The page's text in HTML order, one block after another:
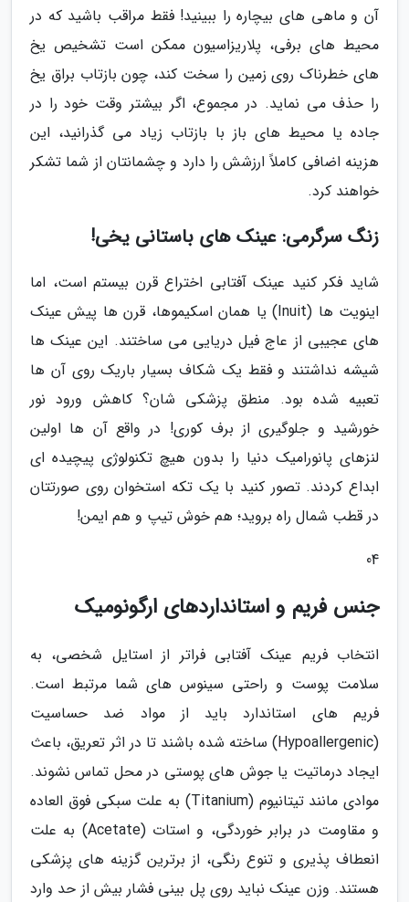
آن و ماهی های بیچاره را ببینید! فقط مراقب باشید که در
محیط های برفی، پلاریزاسیون ممکن است تشخیص یخ
های خطرناک روی زمین را سخت کند، چون بازتاب براق یخ
را حذف می نماید. در مجموع، اگر بیشتر وقت خود را در
جاده یا محیط های باز با بازتاب زیاد می گذرانید، این
هزینه اضافی کاملاً ارزشش را دارد و چشمانتان از شما تشکر
خواهند کرد.
زنگ سرگرمی: عینک های باستانی یخی!
شاید فکر کنید عینک آفتابی اختراع قرن بیستم است، اما
اینویت ها (Inuit) یا همان اسکیموها، قرن ها پیش عینک
های عجیبی از عاج فیل دریایی می ساختند. این عینک ها
شیشه نداشتند و فقط یک شکاف بسیار باریک روی آن ها
تعبیه شده بود. منطق پزشکی شان؟ کاهش ورود نور
خورشید و جلوگیری از برف کوری! در واقع آن ها اولین
لنزهای پانورامیک دنیا را بدون هیچ تکنولوژی پیچیده ای
ابداع کردند. تصور کنید با یک تکه استخوان روی صورتتان
در قطب شمال راه بروید؛ هم خوش تیپ و هم ایمن!
04
جنس فریم و استانداردهای ارگونومیک
انتخاب فریم عینک آفتابی فراتر از استایل شخصی، به
سلامت پوست و راحتی سینوس های شما مرتبط است.
فریم های استاندارد باید از مواد ضد حساسیت
(Hypoallergenic) ساخته شده باشند تا در اثر تعریق، باعث
ایجاد درماتیت یا جوش های پوستی در محل تماس نشوند.
موادی مانند تیتانیوم (Titanium) به علت سبکی فوق العاده
و مقاومت در برابر خوردگی، و استات (Acetate) به علت
انعطاف پذیری و تنوع رنگی، از برترین گزینه های پزشکی
هستند. وزن عینک نباید روی پل بینی فشار بیش از حد وارد